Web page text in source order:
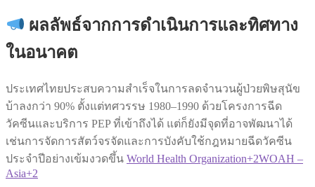
ผลลัพธ์จากการดำเนินการและทิศทาง
ในอนาคต
ประเทศไทยประสบความสำเร็จในการลดจำนวนผู้ป่วยพิษสุนัข
บ้าลงกว่า 90% ตั้งแต่ทศวรรษ 1980–1990 ด้วยโครงการฉีด
วัคซีนและบริการ PEP ที่เข้าถึงได้ แต่ก็ยังมีจุดที่อาจพัฒนาได้
เช่นการจัดการสัตว์จรจัดและการบังคับใช้กฎหมายฉีดวัคซีน
ประจำปีอย่างเข้มงวดขึ้น World Health Organization+2WOAH –
Asia+2